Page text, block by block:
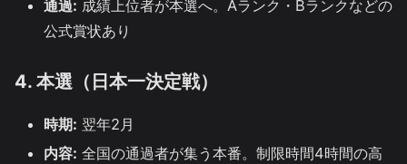
通過: 成績上位者が本選へ。Aランク・Bランクなどの
公式賞状あり
4. 本選（日本一決定戦）
時期: 翌年2月
内容: 全国の通過者が集う本番。制限時間4時間の高